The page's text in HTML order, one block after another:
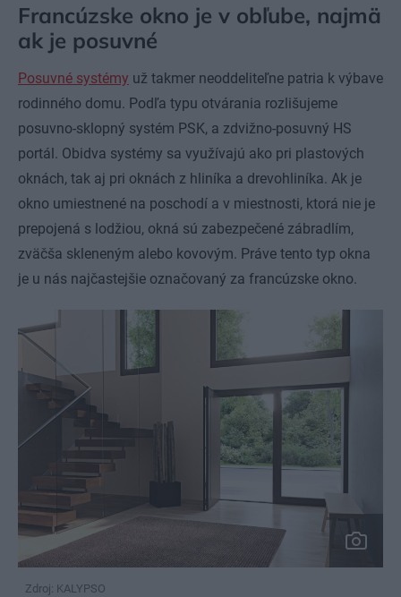
Francúzske okno je v obľube, najmä
ak je posuvné
Posuvné systémy už takmer neoddeliteľne patria k výbave
rodinného domu. Podľa typu otvárania rozlišujeme
posuvno-sklopný systém PSK, a zdvižno-posuvný HS
portál. Obidva systémy sa využívajú ako pri plastových
oknách, tak aj pri oknách z hliníka a drevohliníka. Ak je
okno umiestnené na poschodí a v miestnosti, ktorá nie je
prepojená s lodžiou, okná sú zabezpečené zábradlím,
zväčša skleneným alebo kovovým. Práve tento typ okna
je u nás najčastejšie označovaný za francúzske okno.
Zdroj: KALYPSO